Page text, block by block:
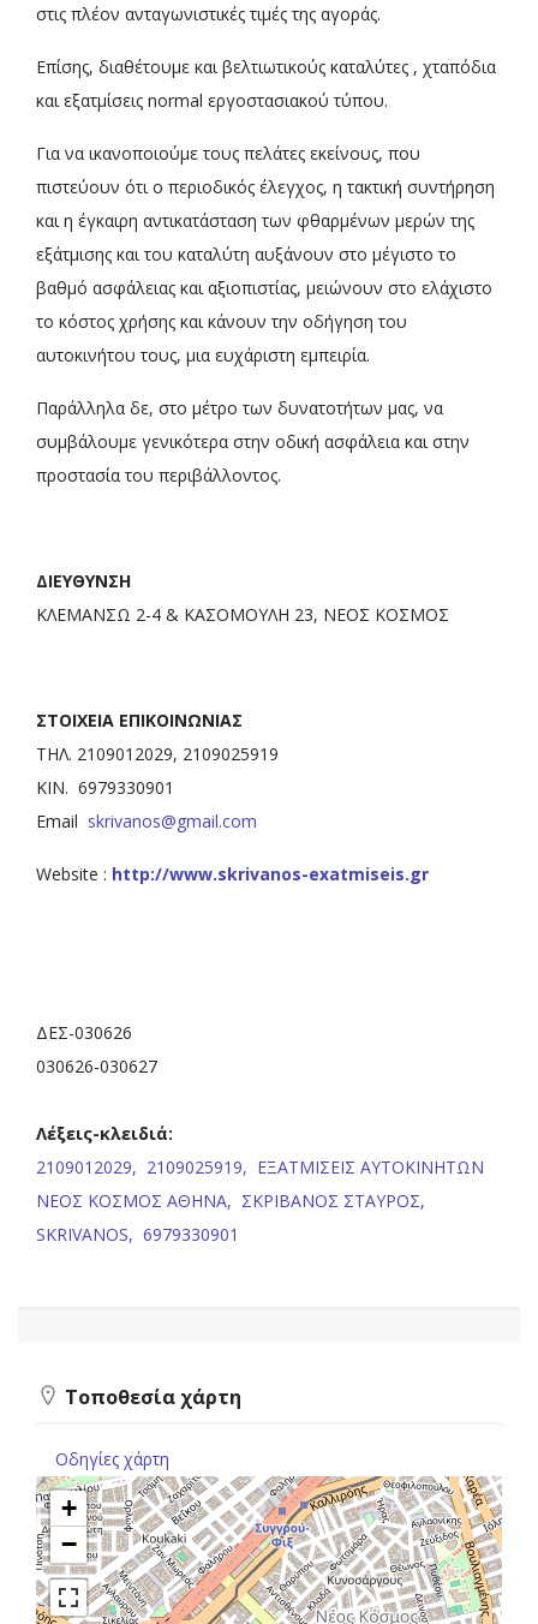
στις πλέον ανταγωνιστικές τιμές της αγοράς.
Επίσης, διαθέτουμε και βελτιωτικούς καταλύτες , χταπόδια
και εξατμίσεις normal εργοστασιακού τύπου.
Για να ικανοποιούμε τους πελάτες εκείνους, που
πιστεύουν ότι ο περιοδικός έλεγχος, η τακτική συντήρηση
και η έγκαιρη αντικατάσταση των φθαρμένων μερών της
εξάτμισης και του καταλύτη αυξάνουν στο μέγιστο το
βαθμό ασφάλειας και αξιοπιστίας, μειώνουν στο ελάχιστο
το κόστος χρήσης και κάνουν την οδήγηση του
αυτοκινήτου τους, μια ευχάριστη εμπειρία.
Παράλληλα δε, στο μέτρο των δυνατοτήτων μας, να
συμβάλουμε γενικότερα στην οδική ασφάλεια και στην
προστασία του περιβάλλοντος.
ΔΙΕΥΘΥΝΣΗ
ΚΛΕΜΑΝΣΩ 2-4 & ΚΑΣΟΜΟΥΛΗ 23, ΝΕΟΣ ΚΟΣΜΟΣ
ΣΤΟΙΧΕΙΑ ΕΠΙΚΟΙΝΩΝΙΑΣ
ΤΗΛ. 2109012029, 2109025919
KIN. 6979330901
Email skrivanos@gmail.com
Website : http://www.skrivanos-exatmiseis.gr
ΔΕΣ-030626
030626-030627
Λέξεις-κλειδιά:
2109012029, 2109025919, ΕΞΑΤΜΙΣΕΙΣ ΑΥΤΟΚΙΝΗΤΩΝ
ΝΕΟΣ ΚΟΣΜΟΣ ΑΘΗΝΑ, ΣΚΡΙΒΑΝΟΣ ΣΤΑΥΡΟΣ,
SKRIVANOS, 6979330901
Τοποθεσία χάρτη
Οδηγίες χάρτη
+
−